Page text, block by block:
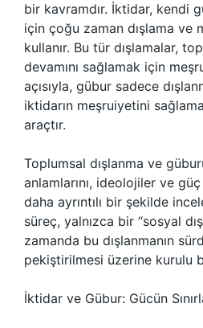
bir kavramdır. İktidar, kendi
için çoğu zaman dışlama ve
kullanır. Bu tür dışlamalar,
devamını sağlamak için meşru
açısıyla, gübur sadece
iktidarın meşruiyetini
araçtır.
Toplumsal dışlanma ve
anlamlarını, ideolojiler ve
daha ayrıntılı bir şekilde
süreç, yalnızca bir “sosyal
zamanda bu dışlanmanın
pekiştirilmesi üzerine kurulu
İktidar ve Gübur: Gücün